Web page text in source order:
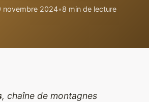
novembre 2024•8 min de lecture
, chaîne de montagnes